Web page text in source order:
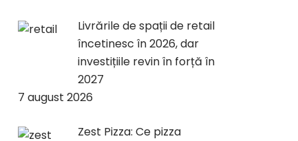
Livrările de spații de retail
încetinesc în 2026, dar
investițiile revin în forță în
2027
7 august 2026
Zest Pizza: Ce pizza